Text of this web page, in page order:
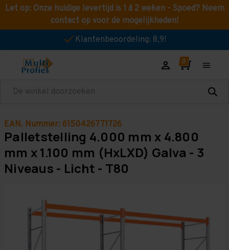
Let op: Onze huidige levertijd is 1 á 2 weken - Spoed? Neem
contact op voor de mogelijkheden!
Klantenbeoordeling: 8,9!
Zoeken
EAN. Nummer: 6150426771726
Palletstelling 4.000 mm x 4.800
mm x 1.100 mm (HxLXD) Galva - 3
Niveaus - Licht - T80